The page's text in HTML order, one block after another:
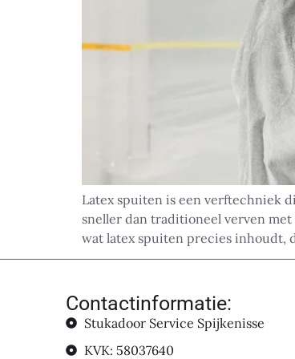
Latex spuiten is een verftechniek
sneller dan traditioneel verven
wat latex spuiten precies inhoudt,
Contactinformatie:
Stukadoor Service Spijkenisse
KVK: 58037640